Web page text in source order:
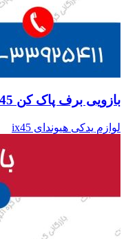
بازویی برف پاک کن ix45
لوازم یدکی هیوندای ix45